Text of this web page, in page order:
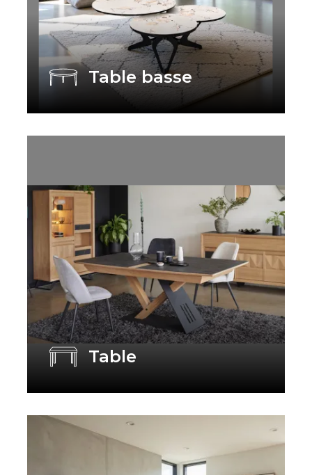
Table basse
Table